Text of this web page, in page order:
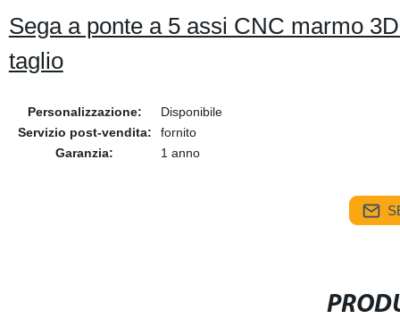
Sega a ponte a 5 assi CNC marmo
taglio
Personalizzazione:
Disponibile
Servizio post-vendita:
fornito
Garanzia:
1 anno